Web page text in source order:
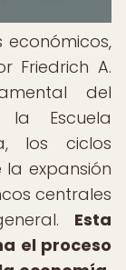
Friedrich A.
del
la Escuela
los ciclos
expansión
centrales
Esta
el proceso